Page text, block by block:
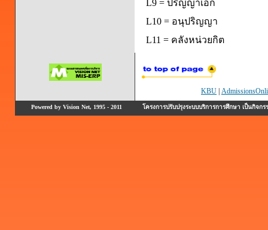
L9 = ปริญญาเอก
L10 = อนุปริญญา
L11 = คลังหน่วยกิต
KBU
Powered by Vision Net, 1995 - 2011 โครงการปรับปรุงระบบบริการการศึกษา เป็นกิ